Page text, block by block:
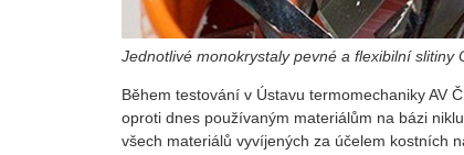
Jednotlivé monokrystaly pevné a flexibilní slitiny
Během testování v Ústavu termomechaniky AV
oproti dnes používaným materiálům na bázi
všech materiálů vyvíjených za účelem kostních